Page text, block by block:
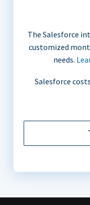
The Salesforce
customized
needs.
Salesforce